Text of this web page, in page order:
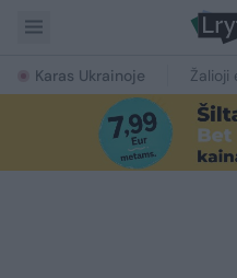
Karas Ukrainoje Žalioji